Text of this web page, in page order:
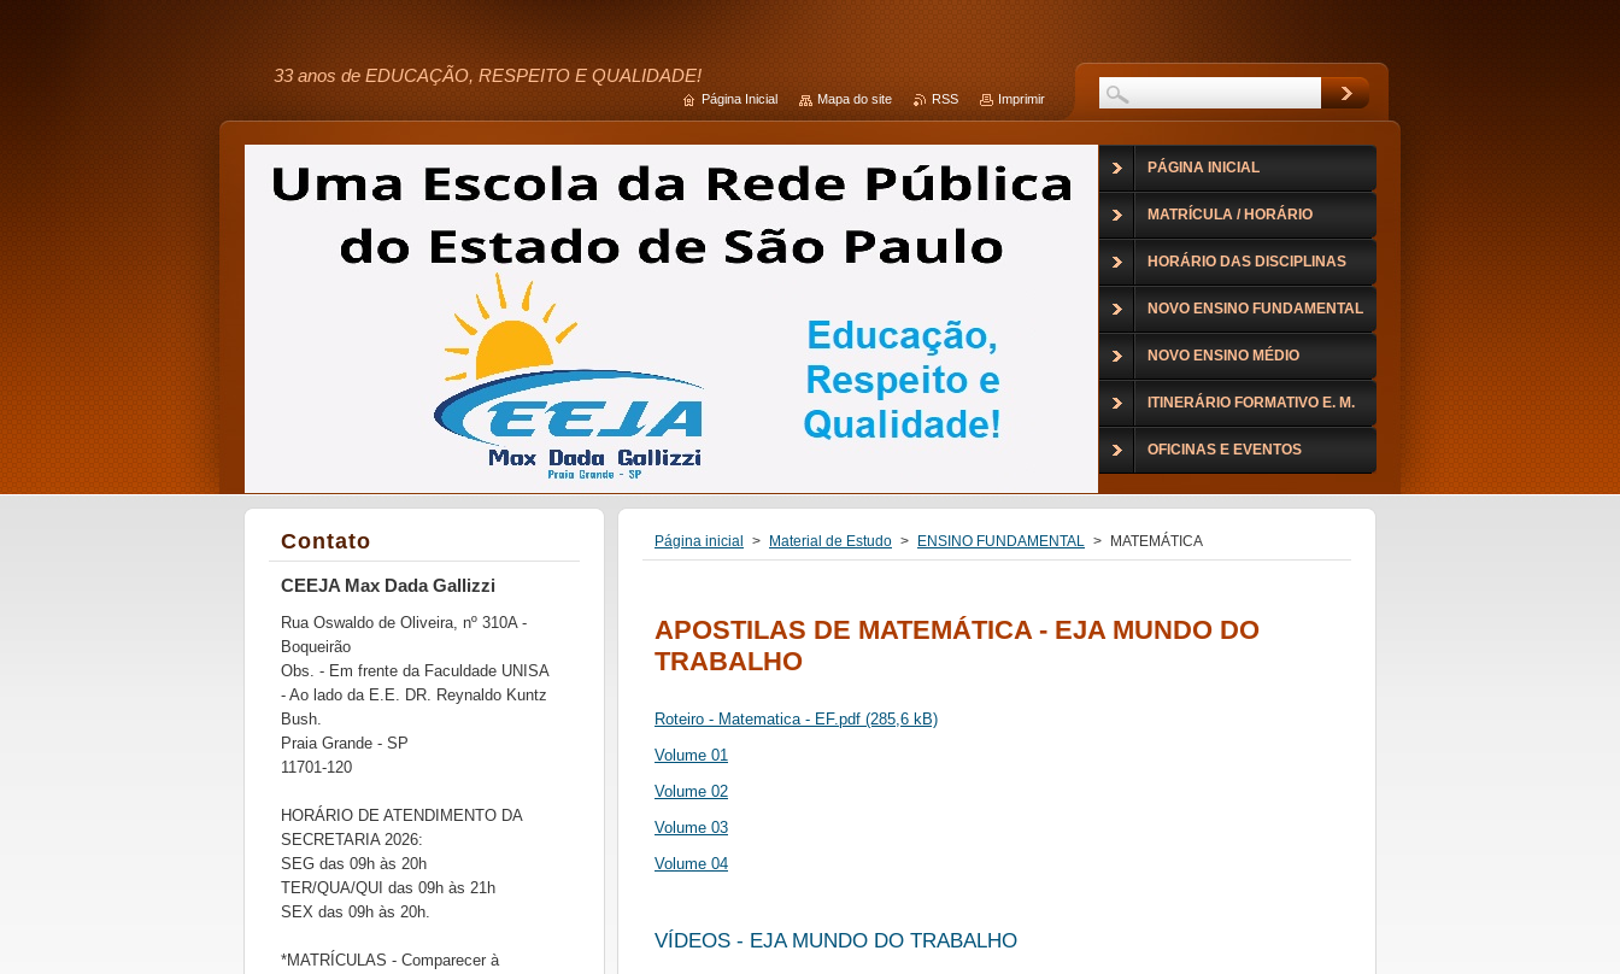
33 anos de EDUCAÇÃO, RESPEITO E QUALIDADE!
Página inicial > Material de Estudo > ENSINO FUNDAMENTAL > MATEMÁTICA
APOSTILAS DE MATEMÁTICA - EJA MUNDO DO
TRABALHO
Roteiro - Matematica - EF.pdf (285,6 kB)
Volume 01
Volume 02
Volume 03
Volume 04
VÍDEOS - EJA MUNDO DO TRABALHO
Contato
CEEJA Max Dada Gallizzi
Rua Oswaldo de Oliveira, nº 310A -
Boqueirão
Obs. - Em frente da Faculdade UNISA
- Ao lado da E.E. DR. Reynaldo Kuntz
Bush.
Praia Grande - SP
11701-120
HORÁRIO DE ATENDIMENTO DA
SECRETARIA 2026:
SEG das 09h às 20h
TER/QUA/QUI das 09h às 21h
SEX das 09h às 20h.
*MATRÍCULAS - Comparecer à
PÁGINA INICIAL
MATRÍCULA / HORÁRIO
HORÁRIO DAS DISCIPLINAS
NOVO ENSINO FUNDAMENTAL
NOVO ENSINO MÉDIO
ITINERÁRIO FORMATIVO E. M.
OFICINAS E EVENTOS
Página Inicial Mapa do site RSS Imprimir